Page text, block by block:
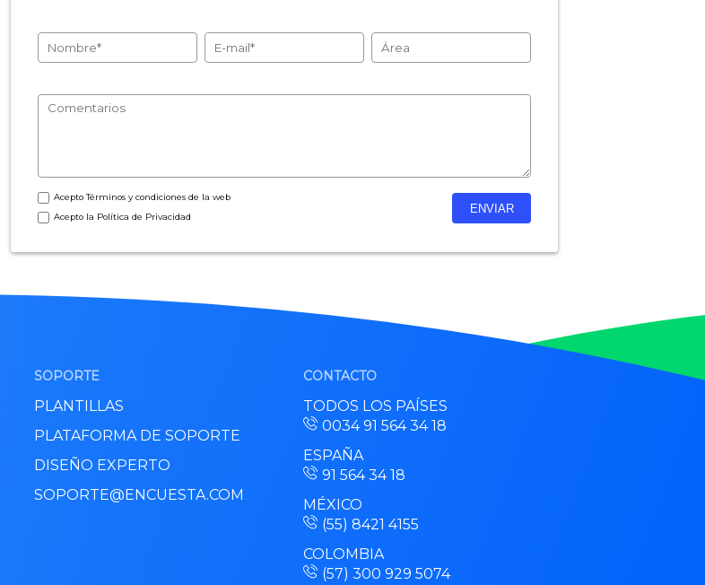
AceptoTérminos y condiciones de la web
Acepto la Política de Privacidad
SOPORTE
PLANTILLAS
PLATAFORMA DE SOPORTE
DISEÑO EXPERTO
SOPORTE@ENCUESTA.COM
CONTACTO
TODOS LOS PAÍSES
0034 91 564 34 18
ESPAÑA
91 564 34 18
MÉXICO
(55) 8421 4155
COLOMBIA
(57) 300 929 5074